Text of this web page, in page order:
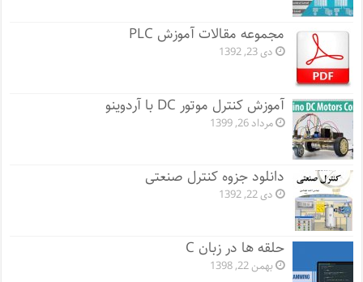
مجموعه مقالات آموزش PLC
دی 23, 1392
آموزش کنترل موتور DC با آردوینو
مرداد 26, 1399
دانلود جزوه کنترل صنعتی
دی 22, 1392
حلقه ها در زبان C
بهمن 22, 1398